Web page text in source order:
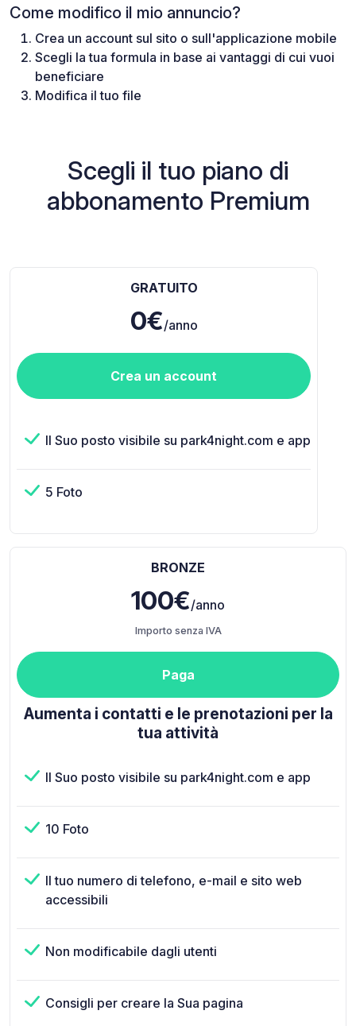
Come modifico il mio annuncio?
Crea un account sul sito o sull'applicazione mobile
Scegli la tua formula in base ai vantaggi di cui vuoi
beneficiare
Modifica il tuo file
Scegli il tuo piano di
abbonamento Premium
GRATUITO
0€/anno
Crea un account
Il Suo posto visibile su park4night.com e app
5 Foto
BRONZE
100€/anno
Importo senza IVA
Paga
Aumenta i contatti e le prenotazioni per la
tua attività
Il Suo posto visibile su park4night.com e app
10 Foto
Il tuo numero di telefono, e-mail e sito web
accessibili
Non modificabile dagli utenti
Consigli per creare la Sua pagina